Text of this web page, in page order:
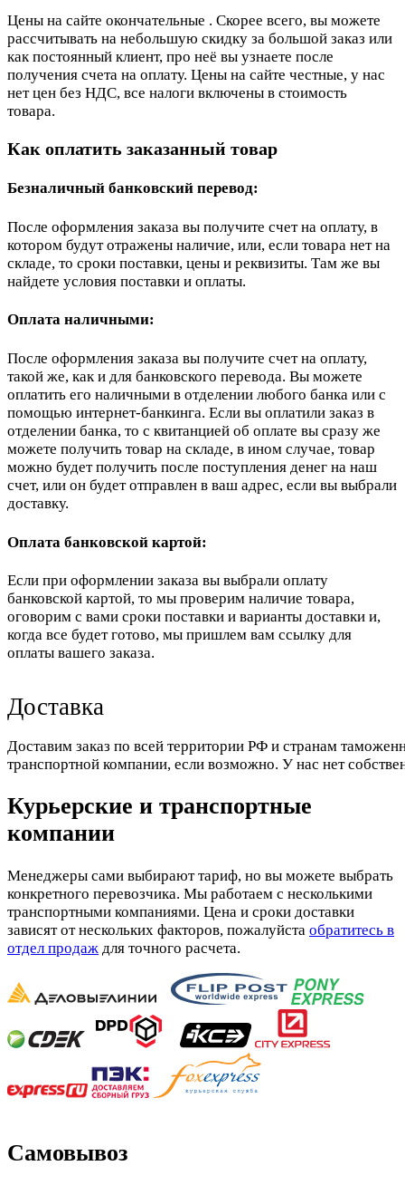
Цены на сайте окончательные . Скорее всего, вы можете
рассчитывать на небольшую скидку за большой заказ или
как постоянный клиент, про неё вы узнаете после
получения счета на оплату. Цены на сайте честные, у нас
нет цен без НДС, все налоги включены в стоимость
товара.
Как оплатить заказанный товар
Безналичный банковский перевод:
После оформления заказа вы получите счет на оплату, в
котором будут отражены наличие, или, если товара нет на
складе, то сроки поставки, цены и реквизиты. Там же вы
найдете условия поставки и оплаты.
Оплата наличными:
После оформления заказа вы получите счет на оплату,
такой же, как и для банковского перевода. Вы можете
оплатить его наличными в отделении любого банка или с
помощью интернет-банкинга. Если вы оплатили заказ в
отделении банка, то с квитанцией об оплате вы сразу же
можете получить товар на складе, в ином случае, товар
можно будет получить после поступления денег на наш
счет, или он будет отправлен в ваш адрес, если вы выбрали
доставку.
Оплата банковской картой:
Если при оформлении заказа вы выбрали оплату
банковской картой, то мы проверим наличие товара,
оговорим с вами сроки поставки и варианты доставки и,
когда все будет готово, мы пришлем вам ссылку для
оплаты вашего заказа.
Доставка
Доставим заказ по всей территории РФ и странам
транспортной компании, если возможно. У нас нет
Курьерские и транспортные
компании
Менеджеры сами выбирают тариф, но вы можете выбрать
конкретного перевозчика. Мы работаем с несколькими
транспортными компаниями. Цена и сроки доставки
зависят от нескольких факторов, пожалуйста обратитесь в
отдел продаж для точного расчета.
Самовывоз